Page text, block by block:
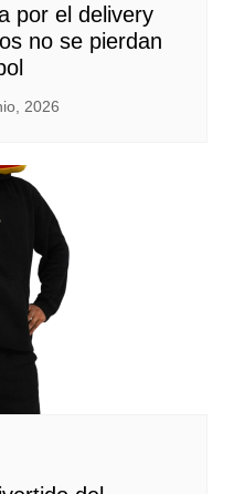
por el delivery
no se pierdan
2026